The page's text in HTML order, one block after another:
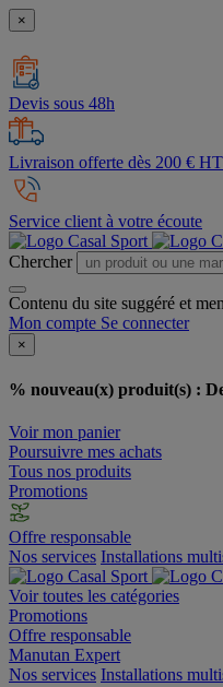
×
Devis sous 48h
Livraison offerte dès 200 € HT
Service client à votre écoute
Chercher
Contenu du site suggéré et
Mon compte Se connecter
×
% nouveau(x) produit(s) :
Voir mon panier
Poursuivre mes achats
Tous nos produits
Promotions
Offre responsable
Nos services Installations
Voir toutes les catégories
Promotions
Offre responsable
Manutan Expert
Nos services Installations